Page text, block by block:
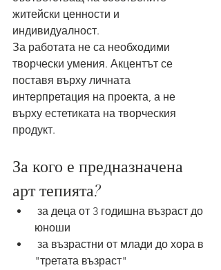
житейски ценности и
индивидуалност.
За работата не са необходими
творчески умения. Акцентът се
поставя върху личната
интерпретация на проекта, а не
върху естетиката на творческия
продукт.
За кого е предназначена
арт тепията?
юноши
"третата възраст"